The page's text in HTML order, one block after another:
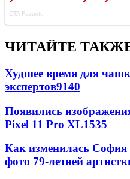
ЧИТАЙТЕ
Худшее время для
экспертов9140
Появились
Pixel 11 Pro XL1535
Как изменилась София
фото 79-летней